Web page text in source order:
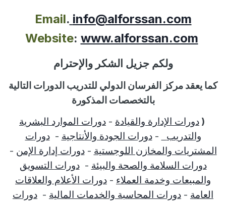
Email. info@alforssan.com
Website:www.alforssan.com
ولكم جزيل الشكر والإحترام
كما يعقد مركز الفرسان الدولي للتدريب الدورات التالية
بالتخصصات المذكورة
( دورات الإدارة والقيادة- دورات الموارد البشرية
والتدريب
- دورات الجودة والأنتاجية-
دورات
المشتريات والمخازن اللوجستية- دورات إدارة الإمن-
دورات السلامة والصحة والبيئة-
دورات التسويق
والمبيعات وخدمة العملاء- دورات الأعلام والعلاقات
العامة- دورات المحاسبة والخدمات المالية-
دورات